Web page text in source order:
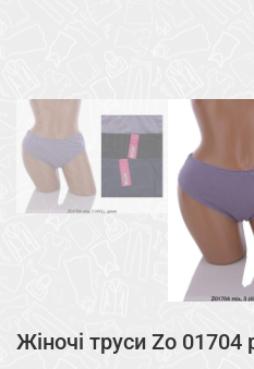
Жіночі труси Zo 01704